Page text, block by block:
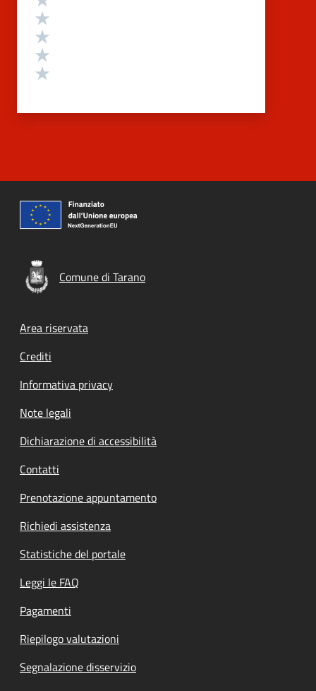
Comune di Tarano
Footer menu
Area riservata
Crediti
Informativa privacy
Note legali
Dichiarazione di accessibilità
Contatti
Prenotazione appuntamento
Richiedi assistenza
Statistiche del portale
Leggi le FAQ
Pagamenti
Riepilogo valutazioni
Segnalazione disservizio